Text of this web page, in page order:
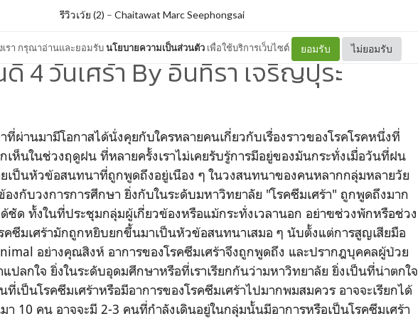
เรา กรุณาอ่านและยอมรับนโยบายความเป็นส่วนตัว เพื่อใช้บริการเว็บไซต์ ยอมรับ ไม่ยอมรับ
รีวิวเว้ย (2) – Chaitawat Marc Seephongsai
ดี 4 วันเศร้า By อินทิรา เจริญปุระ
าที่ผ่านมามีโอกาสได้นั่งคุยกับใครหลายคนเกี่ยวกับเรื่องราวของโรคโรคหนึ่งที่
ห็นในช่วงฤดูฝน ที่หลายครั้งเราไม่เคยรับรู้การมีอยู่ของมันกระทั่งเมื่อวันที่ฝน
ยเป็นหัวข้อสนทนาที่ถูกพูดถึงอยู่เนือง ๆ ในวงสนทนาของคนหลากกลุ่มหลายวัย
องกับวงการการศึกษา ยิ่งกับในระดับมหาวิทยาลัย "โรคซึมเศร้า" ถูกพูดถึงมาก
ชัด ทั้งในที่ประชุมกลุ่มผู้เกี่ยวข้องหรือแม้กระทั่งเวลานอก อย่าฃช่วงพักหรือช่วง
คซึมเศร้ามักถูกหยิบยกขึ้นมาเป็นหัวข้อสนทนาเสมอ ๆ นับตั้งแต่การสูญเสียมือ
อย่างคุณสิงห์ อาการของโรคซึมเศร้าจึงถูกพูดถึง และปรากฎบุคคลผู้ป่วย
ปลกใจ ยิ่งในระดับอุดมศึกษาหรือที่เราเรียกกันว่ามหาวิทยาลัย ยิ่งเป็นที่น่าตกใจ
ที่เป็นโรคซึมเศร้าหรือมีอาการของโรคซึมเศร้าไปมากพมสมควร อาจจะเรียกได้
10 คน อาจจะมี 2-3 คนที่กำลังเดินอยู่ในกลุ่มนั้นมีอาการหรือเป็นโรคซึมเศร้า